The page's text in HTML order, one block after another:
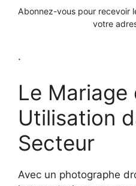
Abonnez-vous pour recevoir
votre
.
Le Mariage
Utilisation
Secteur
Avec un photographe